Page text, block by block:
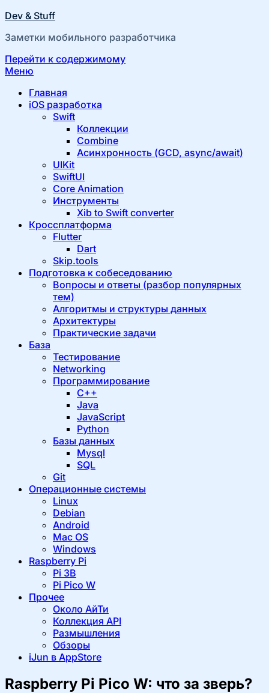
Dev & Stuff
Заметки мобильного разработчика
Перейти к содержимому
Меню
Главная
iOS разработка
Swift
Коллекции
Combine
Асинхронность (GCD, async/await)
UIKit
SwiftUI
Core Animation
Инструменты
Xib to Swift converter
Кроссплатформа
Flutter
Dart
Skip.tools
Подготовка к собеседованию
Вопросы и ответы (разбор популярных
тем)
Алгоритмы и структуры данных
Архитектуры
Практические задачи
База
Тестирование
Networking
Программирование
C++
Java
JavaScript
Python
Базы данных
Mysql
SQL
Git
Операционные системы
Linux
Debian
Android
Mac OS
Windows
Raspberry Pi
Pi 3B
Pi Pico W
Прочее
Около АйТи
Коллекция API
Размышления
Обзоры
iJun в AppStore
Raspberry Pi Pico W: что за зверь?